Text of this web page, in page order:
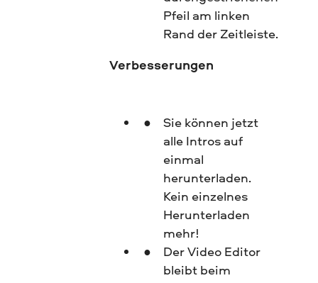
Pfeil am linken
Rand der Zeitleiste.
Verbesserungen
Sie können jetzt
alle Intros auf
einmal
herunterladen.
Kein einzelnes
Herunterladen
mehr!
Der Video Editor
bleibt beim